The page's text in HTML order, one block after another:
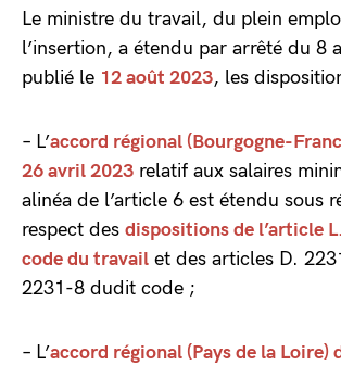
Le ministre du travail, du plein
l’insertion, a étendu par arrêté du 8
publié le 12 août 2023, les
– L’accord régional (Bourgogne-
26 avril 2023 relatif aux salaires
alinéa de l’article 6 est étendu sous
respect des dispositions de l’article
code du travail et des articles D.
2231-8 dudit code ;
– L’accord régional (Pays de la Loire)